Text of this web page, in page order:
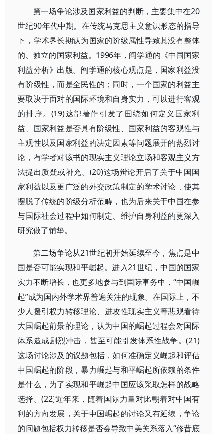
第一场争论涉及国家利益的判断，主要集中在20
世纪90年代中期。在传统马克思主义意识形态的指导
下，学术界长期认为国家的阶级属性导致其没有整体
的、独立的国家利益。1996年，阎学通的《中国国家
利益分析》出版。阎学通的核心观点是，国家利益没
有阶级性，而是全民性的；同时，一个国家的利益主
要取决于面对的国际环境和自身实力，可以进行客观
的排序。(19)这部著作引发了围绕如何定义国家利
益、国家利益是否具有阶级性、国家利益的客观性与
主观性以及国家利益的决定因素等问题展开的热烈讨
论，有学者对该书的现实主义理论立场和客观主义方
法提出质疑或补充。(20)这场辩论开启了关于中国国
家利益以及更广泛的外交政策制定的学术讨论，使其
摆脱了传统的阶级分析范畴，也为后来关于中国在参
与国际社会过程中如何制定、维护自身利益的更深入
研究做了铺垫。
第二场争论从21世纪初开始延续至今，焦点是中
国是否可能实现和平崛起。进入21世纪，中国的国家
实力不断增长，也更多地参与到国际事务中，“中国崛
起”成为国内外学术界普遍关注的现象。在国际上，不
少人援引权力转移理论、进攻性现实主义等悲观看待
大国崛起前景的理论，认为中国的崛起过程会对国际
体系造成剧烈冲击，甚至可能引发体系性战争。(21)
这场讨论涉及的议题包括，如何准确定义崛起和评估
中国崛起的阶段，暴力崛起与和平崛起所依赖的条件
是什么，为了实现和平崛起中国应该采取怎样的战略
选择。(22)近年来，随着国际力量对比朝着对中国有
利的方向发展，关于中国崛起的讨论又有延续，争论
的问题包括权力转移是否会导致中美关系落入“修昔底